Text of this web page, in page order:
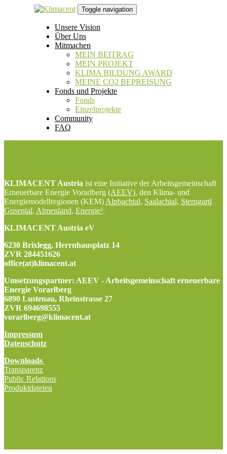
Toggle navigation
Unsere Vision
Über Uns
Mitmachen
MEIN BEITRAG
MEIN PROJEKT
KLIMA BILDUNG AWARD
MEINE CO2 BEPREISUNG
Fonds und Projekte
Fonds
Einzelprojekte
Community
FAQ
KLIMACENT Austria ist eine Initiative der Arbeitsgemeinschaft
Erneuerbare Energie Vorarlberg (AEEV), den Klima- und
Energiemodellregionen (KEM) Alpbachtal, Saalachtal, Sterngartl
Gusental, Almenland, Energie³.
KLIMACENT Austria eV
6230 Brixlegg, Herrnhausplatz 14
ZVR 284451626
office(at)klimacent.at
Umsetzungspartner: AEEV - Arbeitsgemeinschaft erneuerbare
Energie Vorarlberg
6890 Lustenau, Rheinstrasse 27
ZVR 694698555
vorarlberg@klimacent.at
Impressum
Datenschutz
Downloads
Transparenz
Public Relations
Produktdateien